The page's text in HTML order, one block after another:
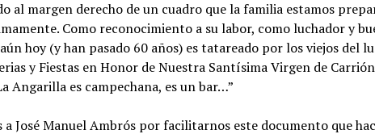
al margen derecho de un cuadro que la familia estamos
Como reconocimiento a su labor, como luchador y
hoy (y han pasado 60 años) es tatareado por los viejos del
y Fiestas en Honor de Nuestra Santísima Virgen de
Angarilla es campechana, es un bar…”
a José Manuel Ambrós por facilitarnos este documento que